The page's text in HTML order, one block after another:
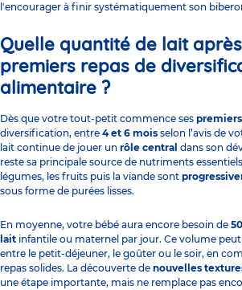
l'encourager à finir systématiquement son
Quelle quantité de lait
premiers repas de
alimentaire ?
Dès que votre tout-petit commence ses
diversification, entre 4 et 6 mois selon l’avis de
lait continue de jouer un rôle central dans son
reste sa principale source de nutriments
légumes, les fruits puis la viande sont
sous forme de purées lisses.
En moyenne, votre bébé aura encore besoin de
lait infantile ou maternel par jour. Ce volume
entre le petit-déjeuner, le goûter ou le soir, en
repas solides. La découverte de nouvelles
une étape importante, mais ne remplace pas